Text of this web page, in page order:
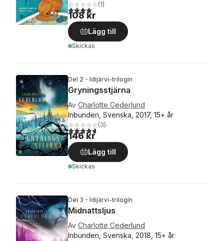
4,0utav 5 stjärnor. Totalt antal röster:
(1)
108 kr
Lägg till
Skickas
Del 2 - Idijärvi-trilogin
Gryningsstjärna
Av Charlotte Cederlund
Inbunden, Svenska, 2017, 15+ år
4,7utav 5 stjärnor. Totalt antal röster:
(3)
146 kr
Lägg till
Skickas
Del 3 - Idijärvi-trilogin
Midnattsljus
Av Charlotte Cederlund
Inbunden, Svenska, 2018, 15+ år